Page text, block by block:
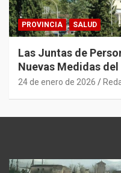
PROVINCIA SALUD
Las Juntas de
Nuevas Medidas del
24 de enero de 2026